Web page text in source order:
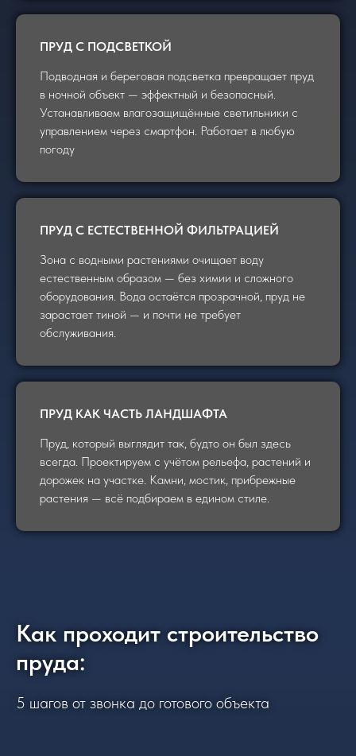
ПРУД С ПОДСВЕТКОЙ
Подводная и береговая подсветка превращает пруд
в ночной объект — эффектный и безопасный.
Устанавливаем влагозащищённые светильники с
управлением через смартфон. Работает в любую
погоду
ПРУД С ЕСТЕСТВЕННОЙ ФИЛЬТРАЦИЕЙ
Зона с водными растениями очищает воду
естественным образом — без химии и сложного
оборудования. Вода остаётся прозрачной, пруд не
зарастает тиной — и почти не требует
обслуживания.
ПРУД КАК ЧАСТЬ ЛАНДШАФТА
Пруд, который выглядит так, будто он был здесь
всегда. Проектируем с учётом рельефа, растений и
дорожек на участке. Камни, мостик, прибрежные
растения — всё подбираем в едином стиле.
Как проходит строительство
пруда:
5 шагов от звонка до готового объекта